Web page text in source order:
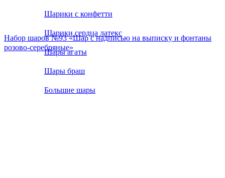
Шарики с конфетти
Шарики сердца латекс
Шары агаты
Шары браш
Большие шары
Набор шаров №93 «Шар с надписью на выписку и фонтаны
розово-серебряные»